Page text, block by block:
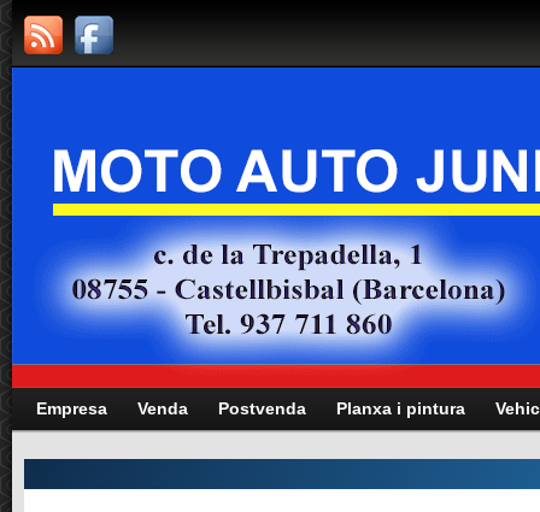
Empresa Venda Postvenda Planxa i pintura